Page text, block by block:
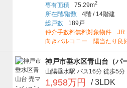
専有面積
75.29m2
所在階/階数 4階 /14階建
総戸数
189戸
仲介手数料無料対象物件
向きバルコニー 陽当たり
神戸市垂水区青山台（パ
山陽垂水駅 バス16分 徒歩5分
1,958万円 / 3LDK